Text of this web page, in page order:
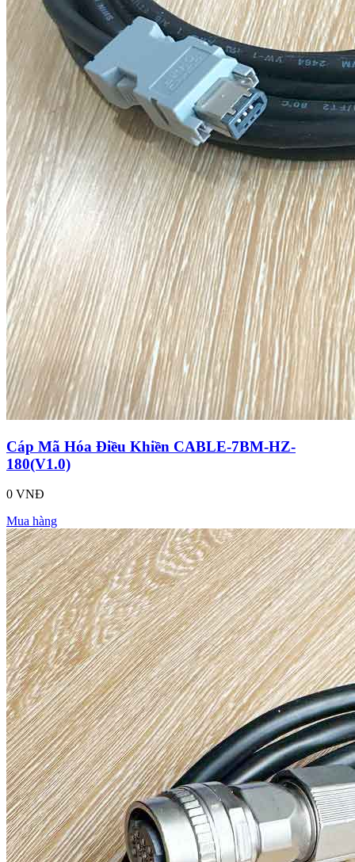
Cáp Mã Hóa Điều Khiền CABLE-7BM-HZ-
180(V1.0)
0 VNĐ
Mua hàng